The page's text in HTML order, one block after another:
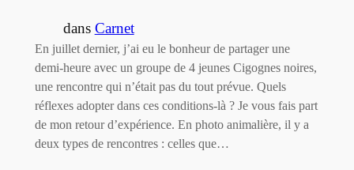
dans Carnet
En juillet dernier, j’ai eu le bonheur de partager une
demi-heure avec un groupe de 4 jeunes Cigognes noires,
une rencontre qui n’était pas du tout prévue. Quels
réflexes adopter dans ces conditions-là ? Je vous fais part
de mon retour d’expérience. En photo animalière, il y a
deux types de rencontres : celles que…